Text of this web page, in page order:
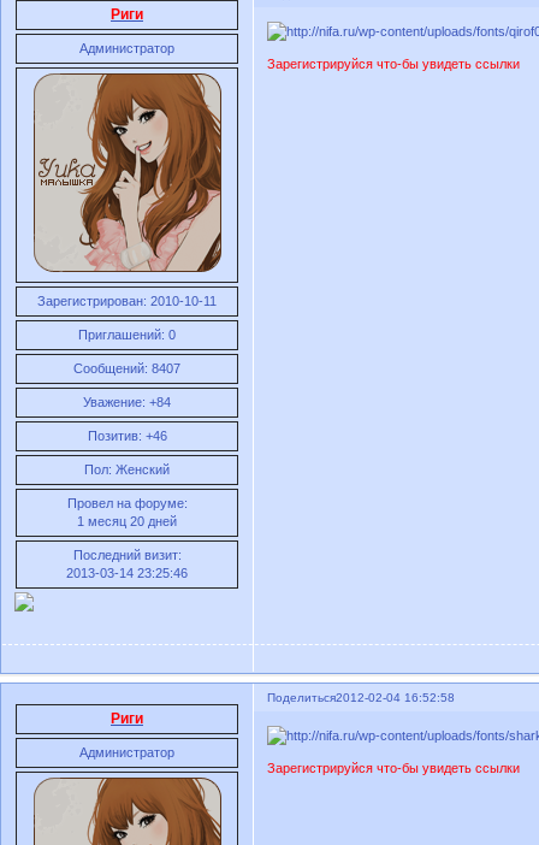
Риги
Администратор
Зарегистрирован: 2010-10-11
Приглашений: 0
Сообщений: 8407
Уважение: +84
Позитив: +46
Пол: Женский
Провел на форуме:
1 месяц 20 дней
Последний визит:
2013-03-14 23:25:46
Зарегистрируйся что-бы увидеть ссылки
Поделиться2012-02-04 16:52:58
Риги
Администратор
Зарегистрируйся что-бы увидеть ссылки